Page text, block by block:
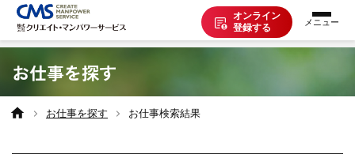
オンライン
登録する
お仕事を探す
派遣で働く
お仕事を探す
お仕事を探す お仕事検索結果